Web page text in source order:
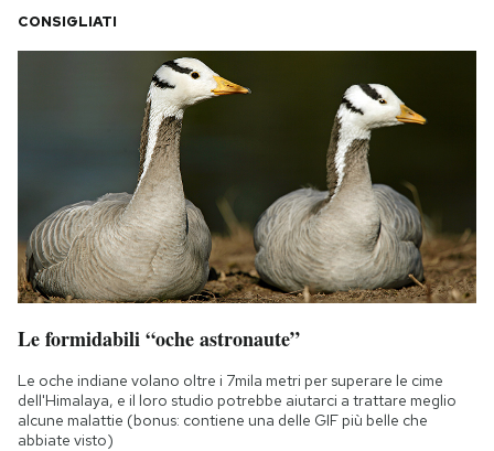
CONSIGLIATI
Le formidabili “oche astronaute”
Le oche indiane volano oltre i 7mila metri per superare le cime
dell'Himalaya, e il loro studio potrebbe aiutarci a trattare meglio
alcune malattie (bonus: contiene una delle GIF più belle che
abbiate visto)